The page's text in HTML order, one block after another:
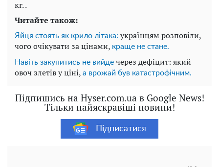
кг. .
Читайте також:
Яйця стоять як крило літака: українцям розповіли,
чого очікувати за цінами, краще не стане.
Навіть закупитись не вийде через дефіцит: який
овоч злетів у ціні, а врожай був катастрофічним.
Підпишись на Hyser.com.ua в Google News!
Тільки найяскравіші новини!
Підписатися